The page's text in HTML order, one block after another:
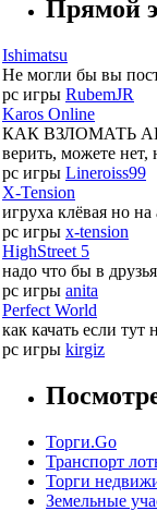
Прямой
Ishimatsu
Не могли бы вы
pc игры RubemJR
Karos Online
КАК ВЗЛОМАТЬ
верить, можете нет,
pc игры Lineroiss99
X-Tension
игруха клёвая но
pc игры x-tension
HighStreet 5
надо что бы в
pc игры anita
Perfect World
как качать если тут
pc игры kirgiz
Торги.Go
Транспорт
Торги
Земельные